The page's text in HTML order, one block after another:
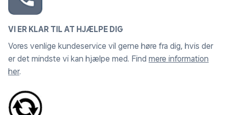
VI ER KLAR TIL AT HJÆLPE DIG
Vores venlige kundeservice vil gerne høre fra dig, hvis der
er det mindste vi kan hjælpe med. Find mere information
her.